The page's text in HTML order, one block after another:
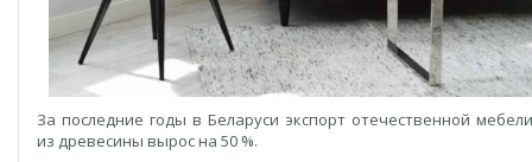
За последние годы в Беларуси экспорт отечественной мебели
из древесины вырос на 50 %.